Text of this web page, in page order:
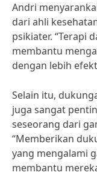
Andri
dari ahli
psikiater. “Terapi
membantu
dengan lebih
Selain itu,
juga sangat
seseorang dari
“Memberikan
yang mengalami
membantu